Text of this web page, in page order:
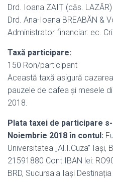
Drd. Ioana ZAIȚ (căs. LAZĂR)
Drd. Ana-Ioana BREABĂN &
Administrator financiar: ec.
Taxă participare:
150 Ron/participant
Această taxă asigură
pauzele de cafea și mesele
2018.
Plata taxei de participare
Noiembrie 2018 în contul:
Universitatea „Al.I.Cuza” Iași,
21591880 Cont IBAN lei:
BRD, Sucursala Iași